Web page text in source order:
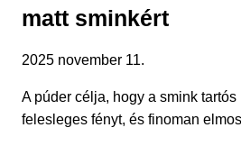
matt sminkért
2025 november 11.
A púder célja, hogy a smink
felesleges fényt, és finoman